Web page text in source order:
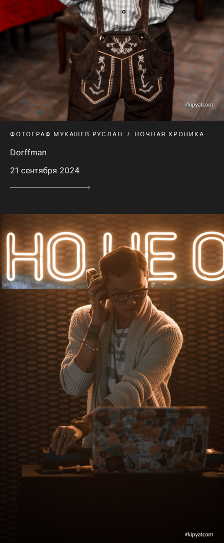
ФОТОГРАФ МУКАШЕВ РУСЛАН НОЧНАЯ ХРОНИКА
Dorffman
21 сентября 2024